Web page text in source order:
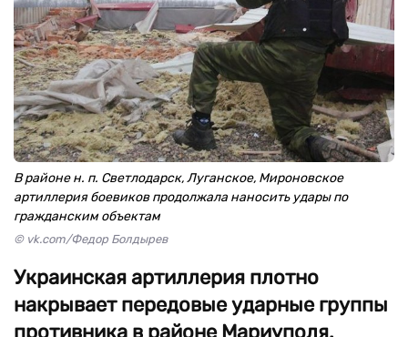
В районе н. п. Светлодарск, Луганское, Мироновское
артиллерия боевиков продолжала наносить удары по
гражданским объектам
© vk.com/Федор Болдырев
Украинская артиллерия плотно
накрывает передовые ударные группы
противника в районе Мариуполя.